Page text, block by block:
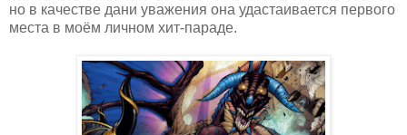
но в качестве дани уважения она удастаивается первого
места в моём личном хит-параде.